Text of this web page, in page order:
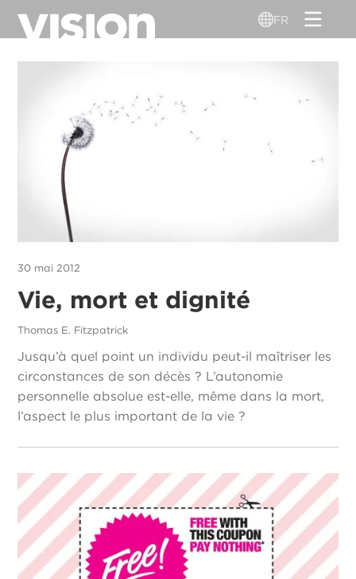
FR
30 mai 2012
Vie, mort et dignité
Thomas E. Fitzpatrick
Jusqu’à quel point un individu peut-il maîtriser les
circonstances de son décès ? L’autonomie
personnelle absolue est-elle, même dans la mort,
l’aspect le plus important de la vie ?